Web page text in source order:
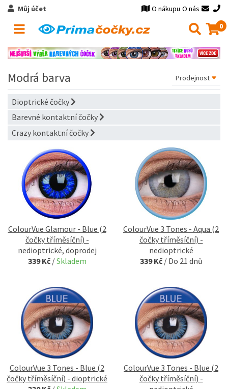
Můj účet O nákupu O nás
0
Modrá barva
Dioptrické čočky
Barevné kontaktní čočky
Crazy kontaktní čočky
ColourVue Glamour - Blue (2
čočky tříměsíční) -
nedioptrické, doprodej
339 Kč/Skladem
ColourVue 3 Tones - Aqua (2
čočky tříměsíční) -
nedioptrické
339 Kč/ Do 21 dnů
ColourVue 3 Tones - Blue (2
čočky tříměsíční) - dioptrické
ColourVue 3 Tones - Blue (2
čočky tříměsíční) -